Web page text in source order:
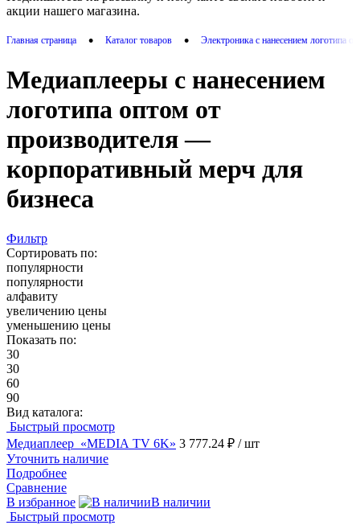
акции нашего магазина.
Главная страница • Каталог товаров • Электроника с нанесением логотипа
Медиаплееры с нанесением
логотипа оптом от
производителя —
корпоративный мерч для
бизнеса
Фильтр
Сортировать по:
популярности
популярности
алфавиту
увеличению цены
уменьшению цены
Показать по:
30
30
60
90
Вид каталога:
Быстрый просмотр
Медиаплеер «MEDIA TV 6K» 3 777.24 ₽ / шт
Уточнить наличие
Подробнее
Сравнение
В избранное
В наличии
Быстрый просмотр